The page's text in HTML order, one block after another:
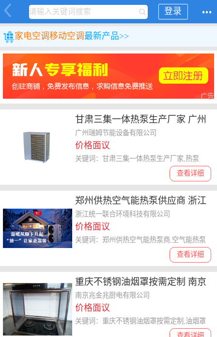
登录
家电空调移动空调最新产品>>
广告
甘肃三集一体热泵生产厂家 广州
瑞姆节能设备供应
广州瑞姆节能设备有限公司
价格面议
查看详细
关键词：甘肃三集一体热泵生产厂家,热泵
郑州供热空气能热泵供应商 浙江
统一联合环境科技供应
浙江统一联合环境科技有限公司
价格面议
查看详细
关键词：郑州供热空气能热泵商,空气能热泵
重庆不锈钢油烟罩按需定制 南京
兆金兆厨电供应
南京兆金兆厨电有限公司
价格面议
关键词：重庆不锈钢油烟罩按需定制,油烟罩